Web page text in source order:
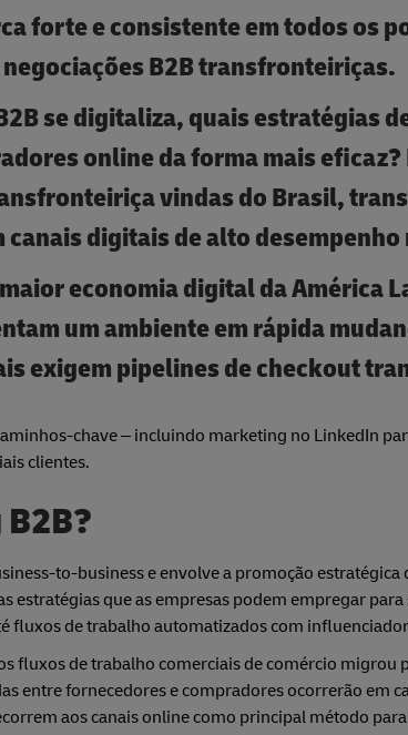
forte e consistente em todos os
B2B transfronteiriças.
se digitaliza, quais estratégias
online da forma mais
vindas do Brasil,
digitais de alto
economia digital da América
um ambiente em rápida
exigem pipelines de checkout
chave – incluindo marketing no LinkedIn
clientes.
to-business e envolve a promoção
estratégias que as empresas podem empregar
fluxos de trabalho automatizados com
fluxos de trabalho comerciais de comércio migrou
entre fornecedores e compradores ocorrerão em
aos canais online como principal método